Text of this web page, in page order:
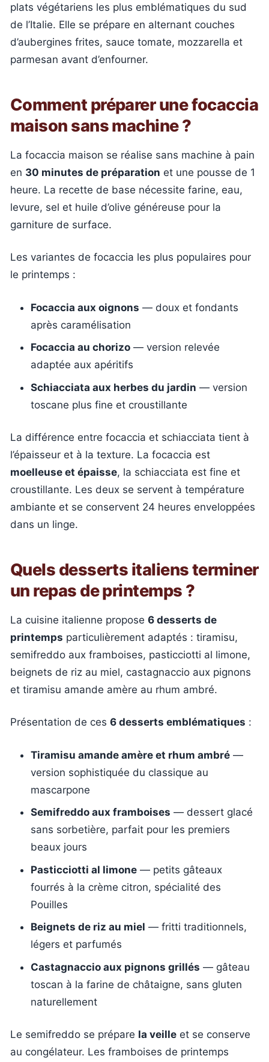
plats végétariens les plus emblématiques du sud
de l’Italie. Elle se prépare en alternant couches
d’aubergines frites, sauce tomate, mozzarella et
parmesan avant d’enfourner.
Comment préparer une focaccia
maison sans machine ?
La focaccia maison se réalise sans machine à pain
en 30 minutes de préparation et une pousse de 1
heure. La recette de base nécessite farine, eau,
levure, sel et huile d’olive généreuse pour la
garniture de surface.
Les variantes de focaccia les plus populaires pour
le printemps :
Focaccia aux oignons — doux et fondants
après caramélisation
Focaccia au chorizo — version relevée
adaptée aux apéritifs
Schiacciata aux herbes du jardin — version
toscane plus fine et croustillante
La différence entre focaccia et schiacciata tient à
l’épaisseur et à la texture. La focaccia est
moelleuse et épaisse, la schiacciata est fine et
croustillante. Les deux se servent à température
ambiante et se conservent 24 heures enveloppées
dans un linge.
Quels desserts italiens terminer
un repas de printemps ?
La cuisine italienne propose 6 desserts de
printemps particulièrement adaptés : tiramisu,
semifreddo aux framboises, pasticciotti al limone,
beignets de riz au miel, castagnaccio aux pignons
et tiramisu amande amère au rhum ambré.
Présentation de ces 6 desserts emblématiques :
Tiramisu amande amère et rhum ambré —
version sophistiquée du classique au
mascarpone
Semifreddo aux framboises — dessert glacé
sans sorbetière, parfait pour les premiers
beaux jours
Pasticciotti al limone — petits gâteaux
fourrés à la crème citron, spécialité des
Pouilles
Beignets de riz au miel — fritti traditionnels,
légers et parfumés
Castagnaccio aux pignons grillés — gâteau
toscan à la farine de châtaigne, sans gluten
naturellement
Le semifreddo se prépare la veille et se conserve
au congélateur. Les framboises de printemps